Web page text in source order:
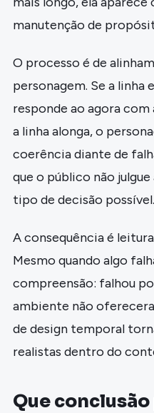
manutenção de
O processo é de
personagem. Se a linha
responde ao agora com
a linha alonga, o
coerência diante de
que o público não
tipo de decisão possível.
A consequência é
Mesmo quando algo
compreensão: falhou
ambiente não
de design temporal
realistas dentro do
Que